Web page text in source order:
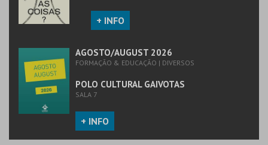
+ INFO
AGOSTO/AUGUST 2026
FORMAÇÃO & EDUCAÇÃO | DIVERSOS
POLO CULTURAL GAIVOTAS
SALA 7
+ INFO